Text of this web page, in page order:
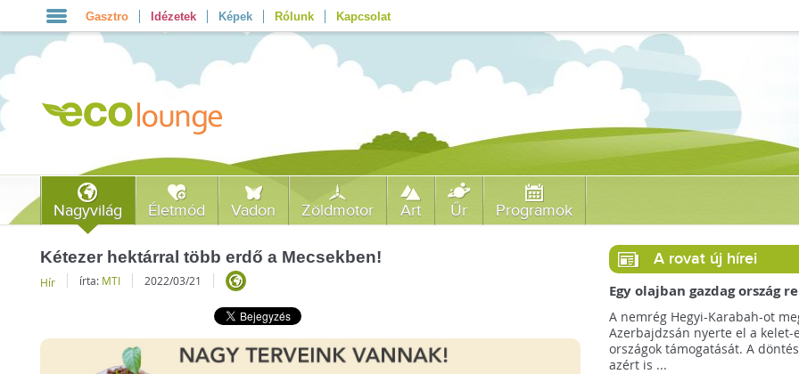
Gasztro Idézetek Képek Rólunk Kapcsolat
Nagyvilág Életmód Vadon Zöldmotor Art Űr Programok
Kétezer hektárral több erdő a Mecsekben!
Hír írta: MTI 2022/03/21
A rovat új hírei
Egy olajban gazdag ország
jövőre a COP29 klímacsúcsot
A nemrég Hegyi-Karabah-ot
Azerbajdzsán nyerte el a kelet-
országok támogatását. A
azért is ...